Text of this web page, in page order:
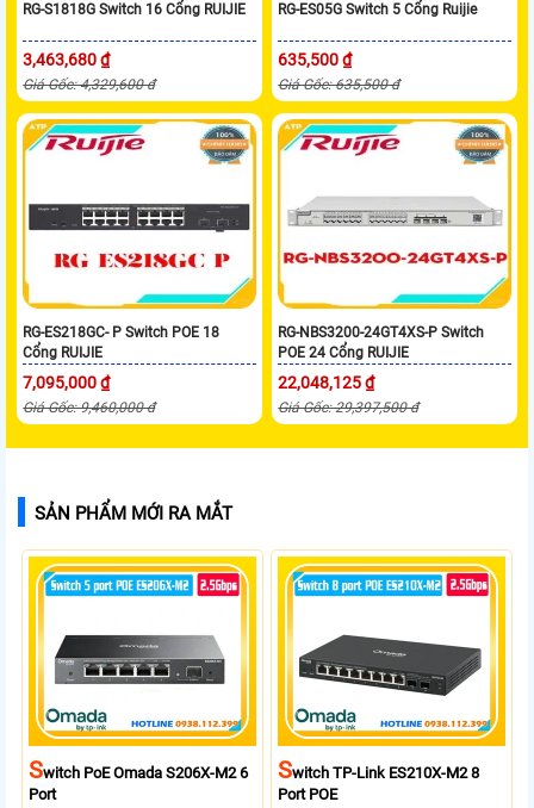
RG-S1818G Switch 16 Cổng RUIJIE
3,463,680 ₫
Giá Gốc: 4,329,600 đ
RG-ES05G Switch 5 Cổng Ruijie
635,500 ₫
Giá Gốc: 635,500 đ
RG-ES218GC- P Switch POE 18
Cổng RUIJIE
7,095,000 ₫
Giá Gốc: 9,460,000 đ
RG-NBS3200-24GT4XS-P Switch
POE 24 Cổng RUIJIE
22,048,125 ₫
Giá Gốc: 29,397,500 đ
SẢN PHẨM MỚI RA MẮT
SWitch PoE Omada S206X-M2 6
Port
SWitch TP-Link ES210X-M2 8
Port POE